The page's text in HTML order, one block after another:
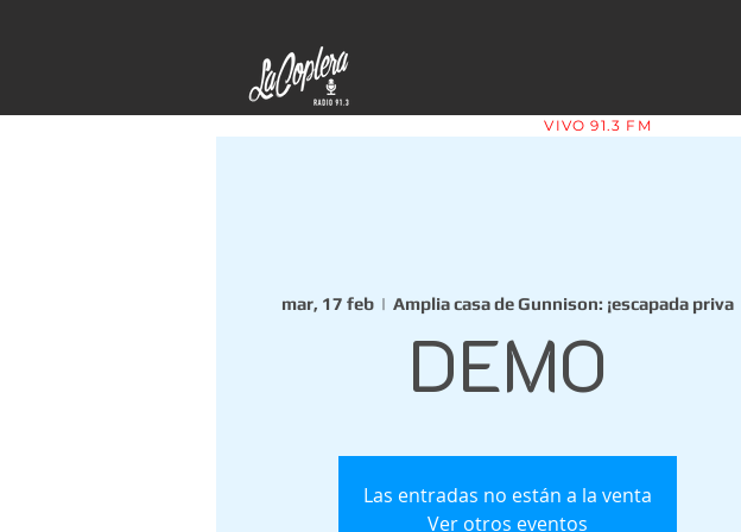
VIVO 91.3 FM
mar, 17 feb
  |
Amplia casa de Gunnison: ¡escapada priva
DEMO
Las entradas no están a la venta
Ver otros eventos